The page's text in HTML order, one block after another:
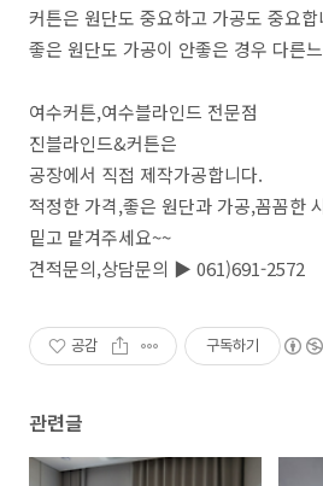
커튼은 원단도 중요하고 가공도 중요합
좋은 원단도 가공이 안좋은 경우 다른
여수커튼,여수블라인드 전문점
진블라인드&커튼은
공장에서 직접 제작가공합니다.
적정한 가격,좋은 원단과 가공,꼼꼼한
밑고 맡겨주세요~~
견적문의,상담문의 ▶ 061)691-2572
공감 구독하기
관련글